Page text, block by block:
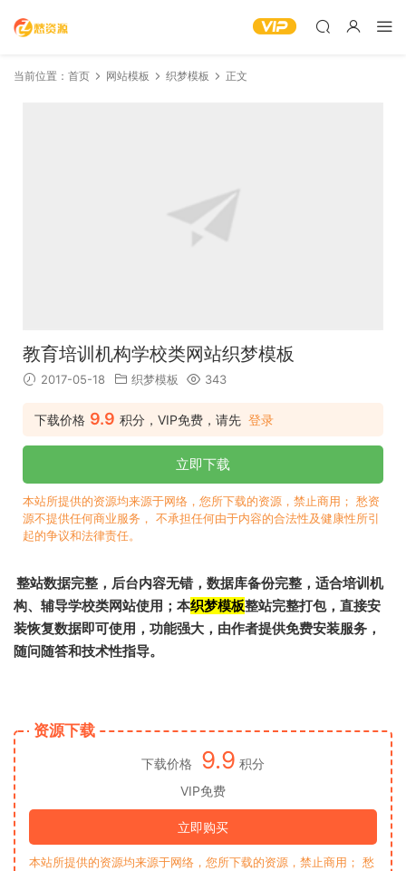
当前位置： 首页 网站模板 织梦模板 正文
教育培训机构学校类网站织梦模板
2017-05-18 织梦模板 343
下载价格 9.9 积分，VIP免费，请先 登录
立即下载
本站所提供的资源均来源于网络，您所下载的资源，禁止商用； 愁资
源不提供任何商业服务， 不承担任何由于内容的合法性及健康性所引
起的争议和法律责任。
整站数据完整，后台内容无错，数据库备份完整，适合培训机
构、辅导学校类网站使用；本织梦模板整站完整打包，直接安
装恢复数据即可使用，功能强大，由作者提供免费安装服务，
随问随答和技术性指导。
资源下载
下载价格 9.9 积分
VIP免费
立即购买
本站所提供的资源均来源于网络，您所下载的资源，禁止商用； 愁